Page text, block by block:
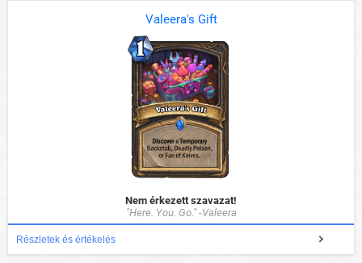
Valeera's Gift
Nem érkezett szavazat!
"Here. You. Go." -Valeera
Részletek és értékelés